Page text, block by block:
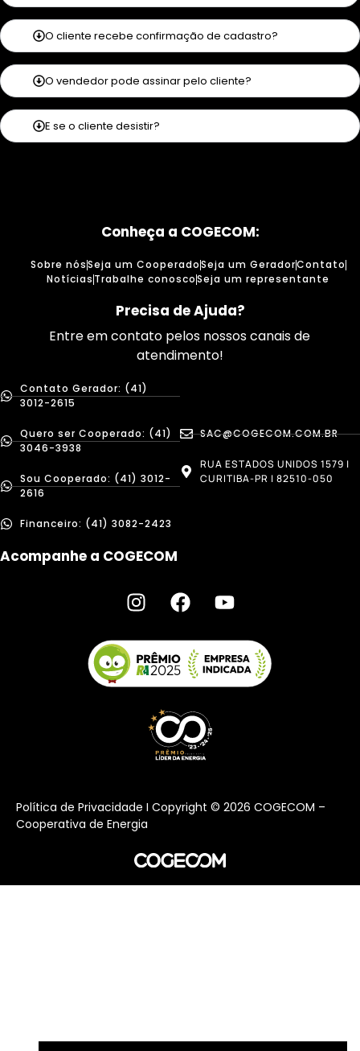
O cliente recebe confirmação de cadastro?
O vendedor pode assinar pelo cliente?
E se o cliente desistir?
Conheça a COGECOM:
Sobre nósSeja um CooperadoSeja um GeradorContato
Notícias Trabalhe conoscoSeja um representante
Precisa de Ajuda?
Entre em contato pelos nossos canais de
atendimento!
Contato Gerador: (41)
3012-2615
Quero ser Cooperado: (41)
3046-3938
Sou Cooperado: (41) 3012-
2616
Financeiro: (41) 3082-2423
SAC@COGECOM.COM.BR
RUA ESTADOS UNIDOS 1579 |
CURITIBA-PR | 82510-050
Acompanhe a COGECOM
Política de Privacidade I Copyright © 2026 COGECOM –
Cooperativa de Energia